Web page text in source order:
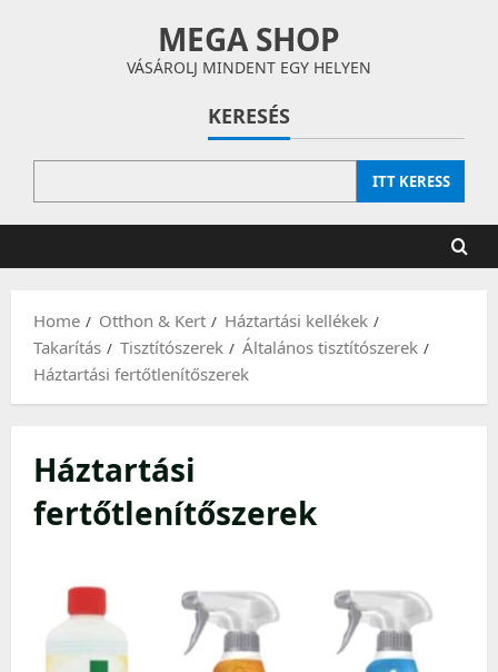
MEGA SHOP
VÁSÁROLJ MINDENT EGY HELYEN
KERESÉS
ITT KERESS
Home Otthon & Kert
Háztartási kellékek
Takarítás
Tisztítószerek
Általános tisztítószerek
Háztartási fertőtlenítőszerek
Háztartási
fertőtlenítőszerek